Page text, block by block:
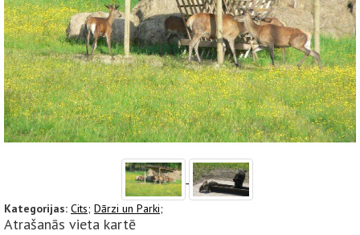
Kategorijas: Cits; Dārzi un Parki;
Atrašanās vieta kartē